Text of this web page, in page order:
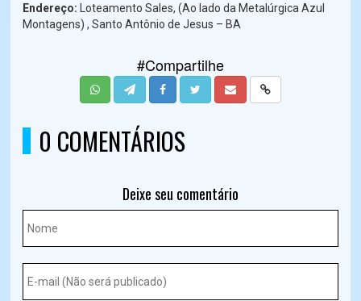
Endereço: Loteamento Sales, (Ao lado da Metalúrgica Azul
Montagens) , Santo Antônio de Jesus – BA
#Compartilhe
0 COMENTÁRIOS
Deixe seu comentário